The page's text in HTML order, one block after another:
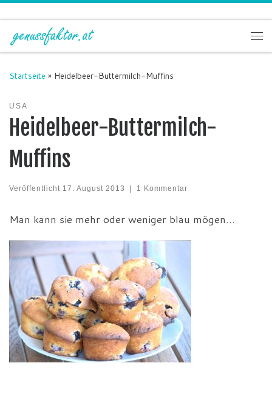
Zum Inhalt springen
Startseite » Heidelbeer-Buttermilch-Muffins
USA
Heidelbeer-Buttermilch-
Muffins
Veröffentlicht 17. August 2013 1 Kommentar
Man kann sie mehr oder weniger blau mögen…